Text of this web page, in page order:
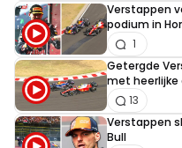
Verstappen
podium in
1
Getergde
met heerlijke
13
Verstappen
Bull